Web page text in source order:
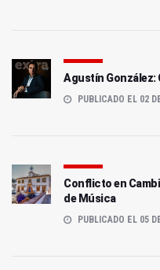
Agustín González:
PUBLICADO EL 02
Conflicto en
de Música
PUBLICADO EL 05